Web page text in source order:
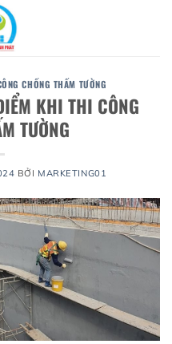
CHỐNG THẤM TƯỜNG
KHI THI CÔNG
TƯỜNG
BỞI MARKETING01